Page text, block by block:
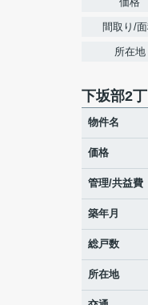
間取り/
所在地
下坂部2
物件名
価格
管理/共益費
築年月
総戸数
所在地